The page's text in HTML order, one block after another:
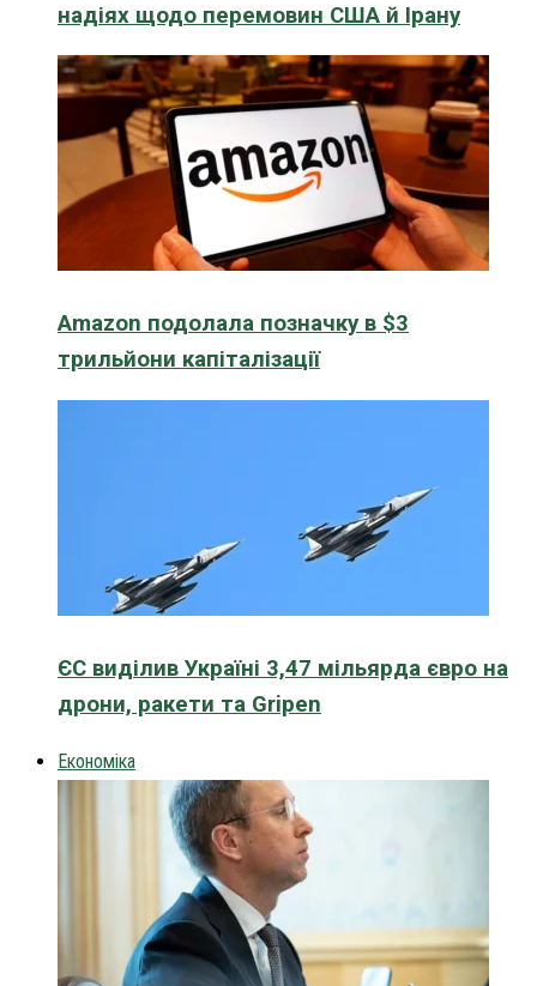
надіях щодо перемовин США й Ірану
Amazon подолала позначку в $3
трильйони капіталізації
ЄС виділив Україні 3,47 мільярда євро на
дрони, ракети та Gripen
Економіка